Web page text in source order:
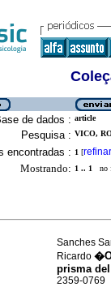
de dados : article
Pesquisa : VICO,
encontradas : 1 [refinar
Mostrando: 1 .. 1 no
Sanches
Ricardo
prisma
2359-0769